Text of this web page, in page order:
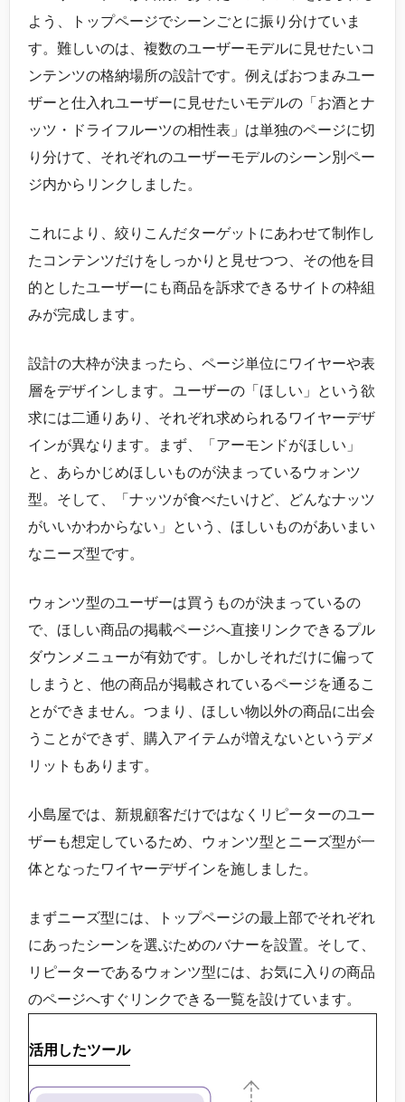
よう、トップページでシーンごとに振り分けていま
す。難しいのは、複数のユーザーモデルに見せたいコ
ンテンツの格納場所の設計です。例えばおつまみユー
ザーと仕入れユーザーに見せたいモデルの「お酒とナ
ッツ・ドライフルーツの相性表」は単独のページに切
り分けて、それぞれのユーザーモデルのシーン別ペー
ジ内からリンクしました。
これにより、絞りこんだターゲットにあわせて制作し
たコンテンツだけをしっかりと見せつつ、その他を目
的としたユーザーにも商品を訴求できるサイトの枠組
みが完成します。
設計の大枠が決まったら、ページ単位にワイヤーや表
層をデザインします。ユーザーの「ほしい」という欲
求には二通りあり、それぞれ求められるワイヤーデザ
インが異なります。まず、「アーモンドがほしい」
と、あらかじめほしいものが決まっているウォンツ
型。そして、「ナッツが食べたいけど、どんなナッツ
がいいかわからない」という、ほしいものがあいまい
なニーズ型です。
ウォンツ型のユーザーは買うものが決まっているの
で、ほしい商品の掲載ページへ直接リンクできるプル
ダウンメニューが有効です。しかしそれだけに偏って
しまうと、他の商品が掲載されているページを通るこ
とができません。つまり、ほしい物以外の商品に出会
うことができず、購入アイテムが増えないというデメ
リットもあります。
小島屋では、新規顧客だけではなくリピーターのユー
ザーも想定しているため、ウォンツ型とニーズ型が一
体となったワイヤーデザインを施しました。
まずニーズ型には、トップページの最上部でそれぞれ
にあったシーンを選ぶためのバナーを設置。そして、
リピーターであるウォンツ型には、お気に入りの商品
のページへすぐリンクできる一覧を設けています。
活用したツール